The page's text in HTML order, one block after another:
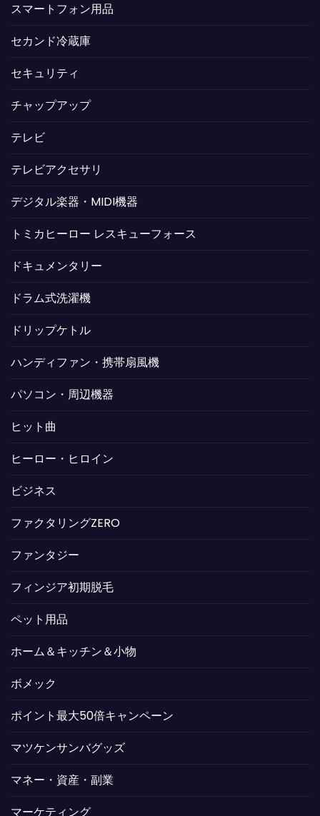
スマートフォン用品
セカンド冷蔵庫
セキュリティ
チャップアップ
テレビ
テレビアクセサリ
デジタル楽器・MIDI機器
トミカヒーロー レスキューフォース
ドキュメンタリー
ドラム式洗濯機
ドリップケトル
ハンディファン・携帯扇風機
パソコン・周辺機器
ヒット曲
ヒーロー・ヒロイン
ビジネス
ファクタリングZERO
ファンタジー
フィンジア初期脱毛
ペット用品
ホーム＆キッチン＆小物
ボメック
ポイント最大50倍キャンペーン
マツケンサンバグッズ
マネー・資産・副業
マーケティング